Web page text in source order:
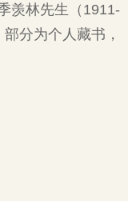
羡林先生（1911-
分为个人藏书，